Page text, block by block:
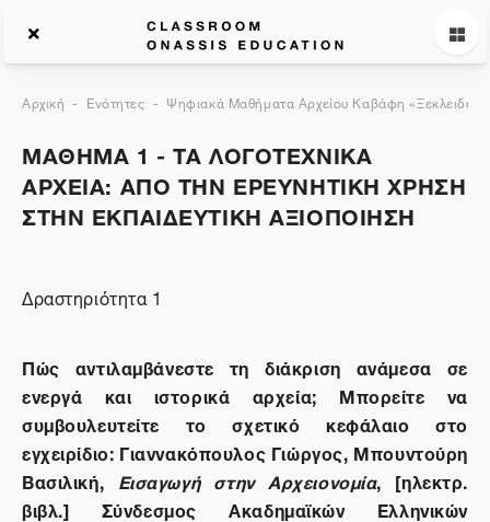
Αρχική Ενότητες Ψηφιακά Μαθήματα Αρχείου Καβάφη
ΜΑΘΗΜΑ 1 - ΤΑ ΛΟΓΟΤΕΧΝΙΚΑ
ΑΡΧΕΙΑ: ΑΠΟ ΤΗΝ ΕΡΕΥΝΗΤΙΚΗ ΧΡΗΣΗ
ΣΤΗΝ ΕΚΠΑΙΔΕΥΤΙΚΗ ΑΞΙΟΠΟΙΗΣΗ
Δραστηριότητα 1
Πώς αντιλαμβάνεστε τη διάκριση ανάμεσα σε
ενεργά και ιστορικά αρχεία; Μπορείτε να
συμβουλευτείτε το σχετικό κεφάλαιο στο
εγχειρίδιο:Γιαννακόπουλος Γιώργος, Μπουντούρη
Βασιλική, Εισαγωγή στην Αρχειονομία, [ηλεκτρ.
βιβλ.] Σύνδεσμος Ακαδημαϊκών Ελληνικών